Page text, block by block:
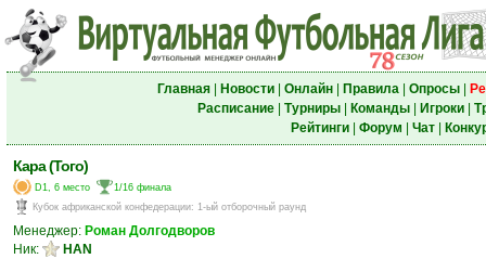
Главная| Новости| Онлайн| Правила| Опросы|
Расписание| Турниры| Команды| Игроки|
Рейтинги| Форум Чат|
Кара (Того)
D1, 6 место
1/16 финала
Кубок африканской конфедерации: 1-ый отборочный раунд
Менеджер: Роман Долгодворов
Ник:
HAN